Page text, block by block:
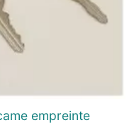
empreinte